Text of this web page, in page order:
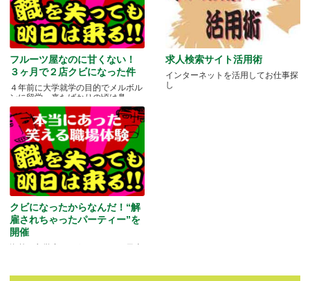
フルーツ屋なのに甘くない！
３ヶ月で２店クビになった件
４年前に大学就学の目的でメルボル
ンに留学。来たばかりの頃は鼻.....
求人検索サイト活用術
インターネットを活用してお仕事探
し
クビになったからなんだ！“解
雇されちゃったパーティー”を
開催